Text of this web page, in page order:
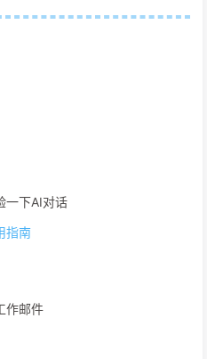
一下AI对话
指南
作邮件